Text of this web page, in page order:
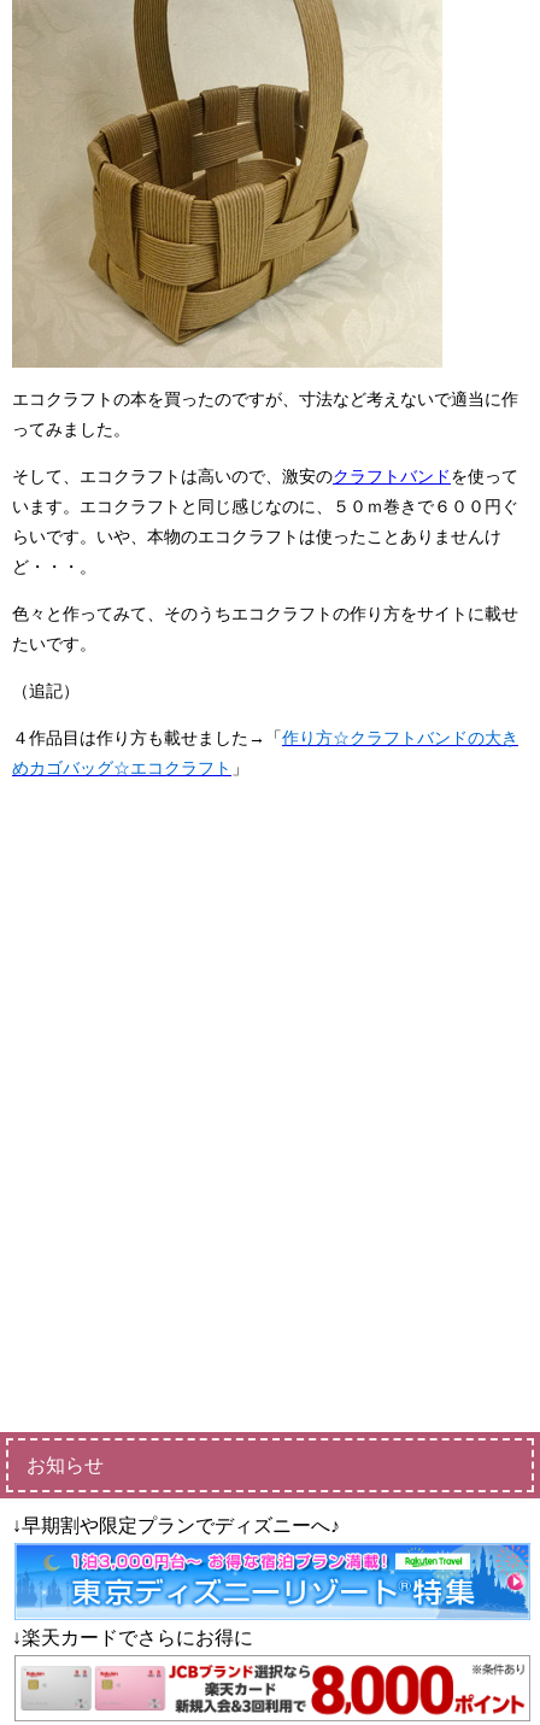
エコクラフトの本を買ったのですが、寸法など考えないで適当に作
ってみました。
そして、エコクラフトは高いので、激安のクラフトバンド を使って
います。エコクラフトと同じ感じなのに、５０ｍ巻きで６００円ぐ
らいです。いや、本物のエコクラフトは使ったことありませんけ
ど・・・。
色々と作ってみて、そのうちエコクラフトの作り方をサイトに載せ
たいです。
（追記）
４作品目は作り方も載せました→「作り方☆クラフトバンドの大き
めカゴバッグ☆エコクラフト 」
お知らせ
↓早期割や限定プランでディズニーへ♪
↓楽天カードでさらにお得に